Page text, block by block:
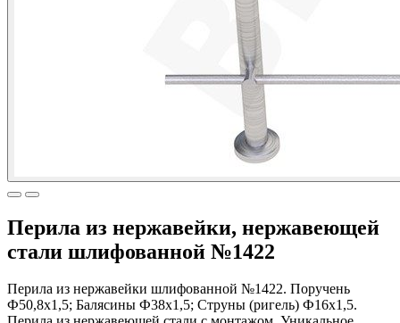
Перила из нержавейки, нержавеющей
стали шлифованной №1422
Перила из нержавейки шлифованной №1422. Поручень
Ф50,8х1,5; Балясины Ф38х1,5; Струны (ригель) Ф16х1,5.